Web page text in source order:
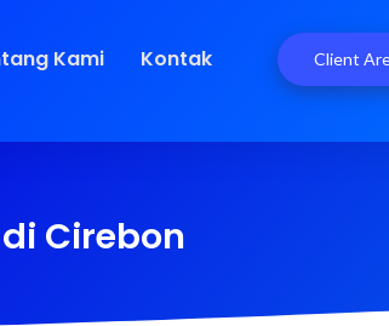
Kami Kontak Client
Cirebon